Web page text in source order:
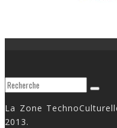
La Zone
2013.